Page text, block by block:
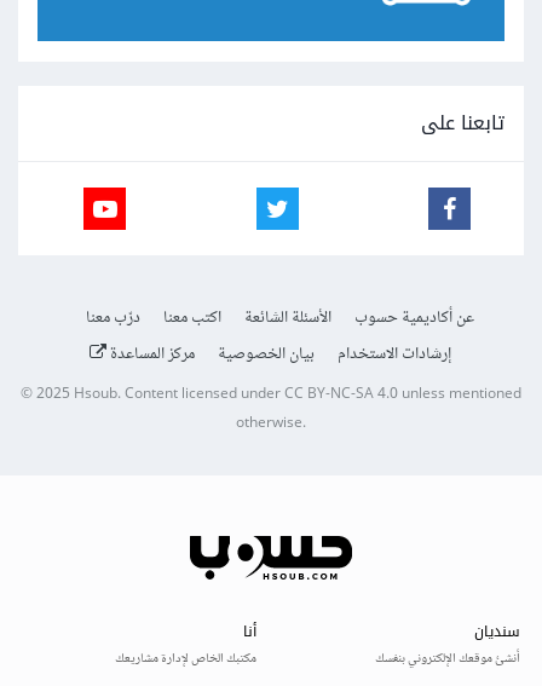
تابعنا على
عن أكاديمية حسوب الأسئلة الشائعة اكتب معنا
درّب معنا
إرشادات الاستخدام
بيان الخصوصية مركز المساعدة
© 2025Hsoub.Content licensed underCC BY-NC-SA 4.0unless mentioned
otherwise.